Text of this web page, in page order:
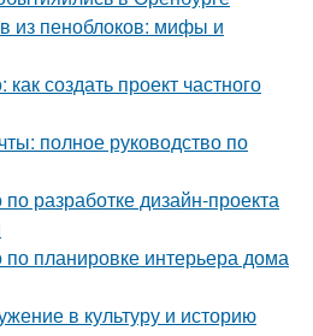
из пеноблоков: мифы и
создать проект частного
полное руководство по
разработке дизайн-проекта
планировке интерьера дома
в культуру и историю